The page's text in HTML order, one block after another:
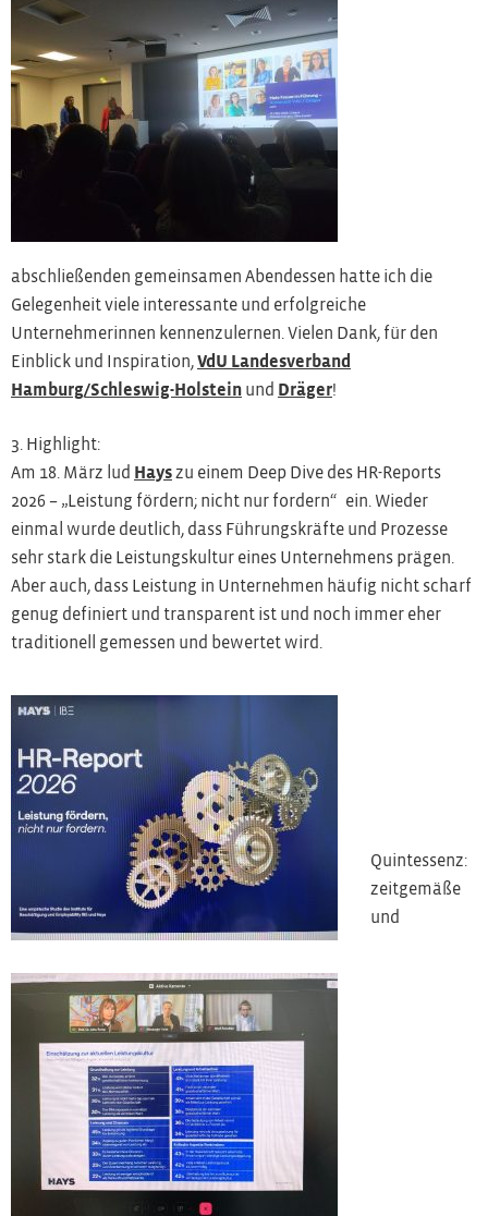
abschließenden gemeinsamen Abendessen hatte ich die
Gelegenheit viele interessante und erfolgreiche
Unternehmerinnen kennenzulernen. Vielen Dank, für den
Einblick und Inspiration, VdU Landesverband
Hamburg/Schleswig-Holstein und Dräger!
3. Highlight:
Am 18. März lud Hays zu einem Deep Dive des HR-Reports
2026 – „Leistung fördern; nicht nur fordern“ ein. Wieder
einmal wurde deutlich, dass Führungskräfte und Prozesse
sehr stark die Leistungskultur eines Unternehmens prägen.
Aber auch, dass Leistung in Unternehmen häufig nicht scharf
genug definiert und transparent ist und noch immer eher
traditionell gemessen und bewertet wird.
Quintessenz:
zeitgemäße
und